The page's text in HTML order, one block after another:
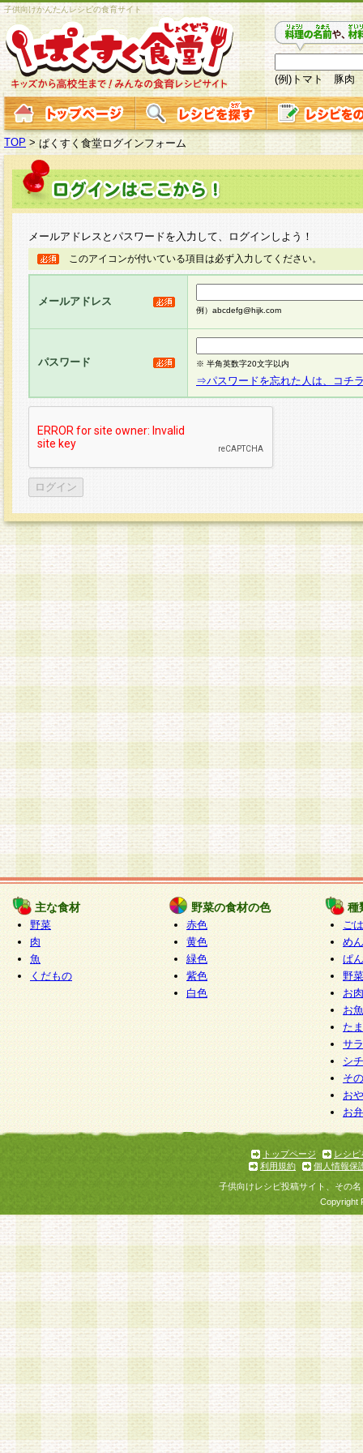
子供向けかんたんレシピの食育サイト
(例)トマト 豚肉
TOP > ぱくすく食堂ログインフォーム
メールアドレスとパスワードを入力して、ログインしよう！
このアイコンが付いている項目は必ず入力してください。
メールアドレス
例）abcdefg@hijk.com
パスワード ※ 半角英数字20文字以内
⇒パスワードを忘れた人は、コチ
主な食材
野菜
肉
魚
くだもの
野菜の食材の色
赤色
黄色
緑色
紫色
白色
種
ご
めん
ぱん
野
お
お
た
サ
シ
そ
お
お
トップページ
レシピ
利用規約
個人情報保
子供向けレシピ投稿サイト、その
Copyright